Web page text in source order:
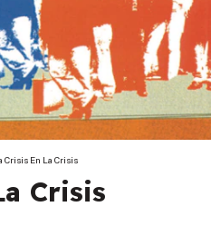
Crisis En La Crisis
Crisis